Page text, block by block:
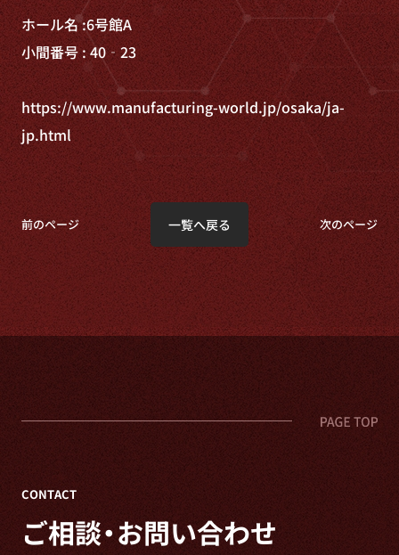
ホール名 :6号館A
小間番号 : 40‐23
https://www.manufacturing-world.jp/osaka/ja-
jp.html
前のページ 一覧へ戻る 次のページ
CONTACT
ご相談・お問い合わせ